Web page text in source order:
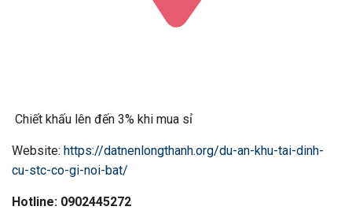
Chiết khấu lên đến 3% khi mua sỉ
Website: https://datnenlongthanh.org/du-an-khu-tai-dinh-
cu-stc-co-gi-noi-bat/
Hotline: 0902445272